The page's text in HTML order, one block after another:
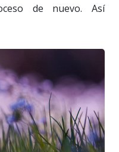
de nuevo. Así